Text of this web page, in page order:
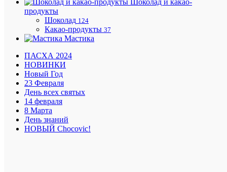
Шоколад и какао-
продукты
Шоколад 124
Какао-продукты 37
Мастика
ПАСХА 2024
НОВИНКИ
Новый Год
23 Февраля
День всех святых
14 февраля
8 Марта
День знаний
НОВЫЙ Chocovic!